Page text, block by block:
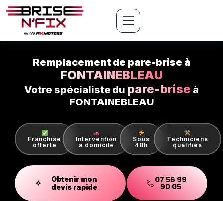
Remplacement de pare-brise à
FONTAINEBLEAU
Votre spécialiste du pare-brise à
FONTAINEBLEAU
Franchise
offerte
Intervention
à domicile
Sous
48h
Techniciens
qualifiés
Obtenir mon
devis rapide
07 56 99
90 05